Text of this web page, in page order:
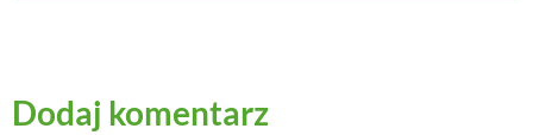
Dodaj komentarz